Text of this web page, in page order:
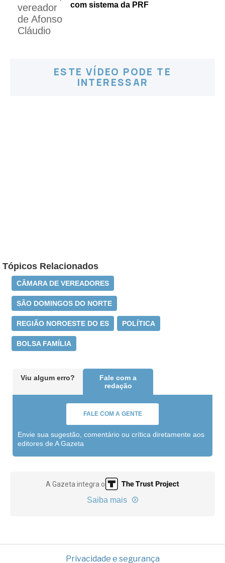
com sistema da PRF
ESTE VÍDEO PODE TE
INTERESSAR
Tópicos Relacionados
CÂMARA DE VEREADORES
SÃO DOMINGOS DO NORTE
REGIÃO NOROESTE DO ES POLÍTICA
BOLSA FAMÍLIA
Viu algum erro?
Fale com a
redação
FALE COM A GENTE
Envie sua sugestão, comentário ou crítica diretamente aos
editores de A Gazeta
A Gazeta integra o
Saiba mais
Privacidade e segurança